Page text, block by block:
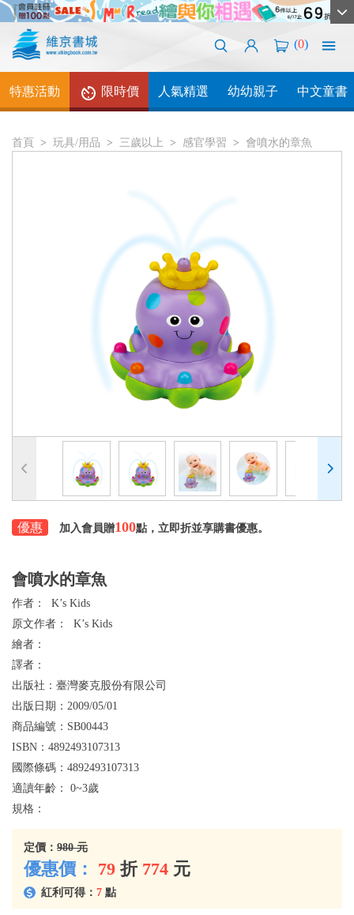
(0)
特惠活動 限時價 人氣精選 幼幼親子 中文童書
首頁 玩具/用品 三歲以上 感官學習 會噴水的章魚
優惠 加入會員贈100點，立即折並享購書優惠。
會噴水的章魚
作者：
K’s Kids
原文作者：
K’s Kids
繪者：
譯者：
出版社： 臺灣麥克股份有限公司
出版日期： 2009/05/01
商品編號： SB00443
ISBN： 4892493107313
國際條碼： 4892493107313
適讀年齡： 0~3歲
規格：
定價： 980 元
優惠價： 79 折 774 元
紅利可得： 7 點